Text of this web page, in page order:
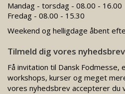
Mandag - torsdag - 08.00 - 16.00
Fredag - 08.00 - 15.30
Weekend og helligdage åbent
Tilmeld dig vores nyhedsbrev
Få invitation til Dansk Fodmesse,
workshops, kurser og meget
vores nyhedsbrev accepterer du